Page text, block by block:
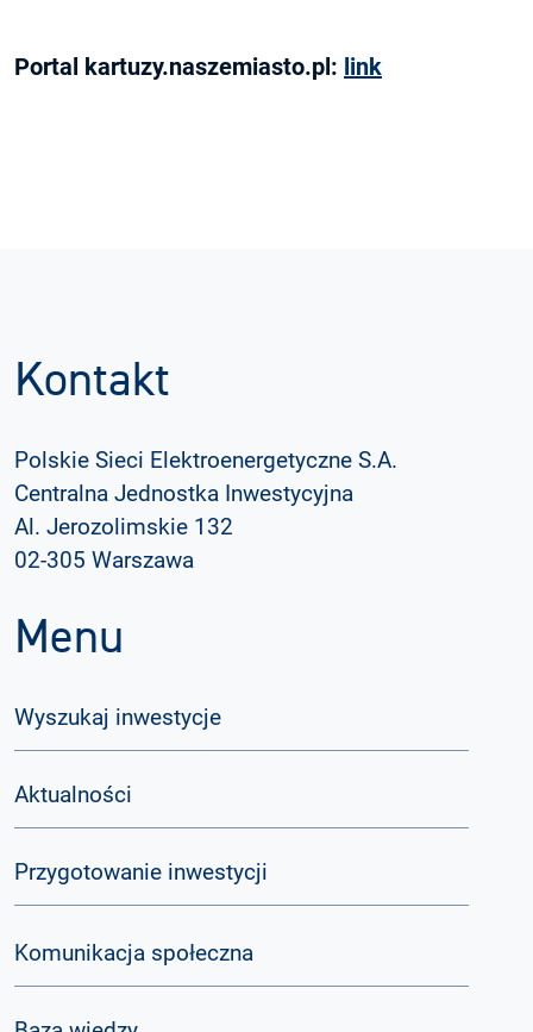
Portal kartuzy.naszemiasto.pl: link
Kontakt
Polskie Sieci Elektroenergetyczne S.A.
Centralna Jednostka Inwestycyjna
Al. Jerozolimskie 132
02-305 Warszawa
Menu
Wyszukaj inwestycje
Aktualności
Przygotowanie inwestycji
Komunikacja społeczna